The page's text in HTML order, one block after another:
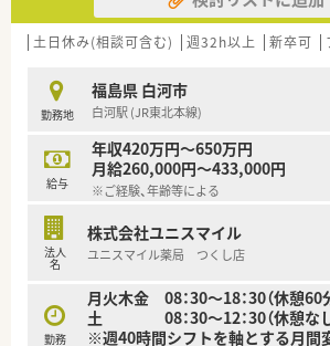
■個人の「やりたい」という自発的な意
用活動などで個性を活かせる環境です。
新しい業務へ時間を割くことができます。
■20代から30代の若手が伸び伸びと活躍
がしっかり評価へ結びつきます。
【法人特徴について】
■会津若松エリアを中心に展開し従来の
い新しい価値の創造を目指す企業です。
手のアイデアを柔軟に取り入れています。
■他県にある他法人の調剤グループと業
土日休み(相談可含む) 週32h以上 新卒可
勤務地
福島県 白河市
白河駅 (JR東北本線)
給与
年収420万円～650万円
月給260,000円～433,000円
※ご経験、年齢等による
法人
名
株式会社ユニスマイル
ユニスマイル薬局 つくし店
勤務
月火木金 08：30～18：30（休憩60
土 08：30～12：30（休憩なし
※週40時間シフトを軸とする月間